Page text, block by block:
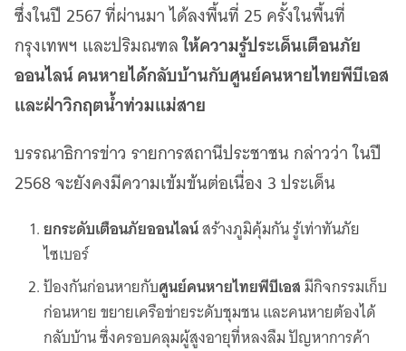
ซึ่งในปี 2567 ที่ผ่านมา ได้ลงพื้นที่ 25 ครั้งในพื้นที่
กรุงเทพฯ และปริมณฑลให้ความรู้ประเด็นเตือนภัย
ออนไลน์ คนหายได้กลับบ้านกับศูนย์คนหายไทยพีบีเอส
และฝ่าวิกฤตน้ำท่วมแม่สาย
บรรณาธิการข่าว รายการสถานีประชาชน กล่าวว่า ในปี
2568 จะยังคงมีความเข้มข้นต่อเนื่อง 3 ประเด็น
ยกระดับเตือนภัยออนไลน์สร้างภูมิคุ้มกัน รู้เท่าทันภัย
ไซเบอร์
ป้องกันก่อนหายกับศูนย์คนหายไทยพีบีเอสมีกิจกรรมเก็บ
ก่อนหาย ขยายเครือข่ายระดับชุมชน และคนหายต้องได้
กลับบ้าน ซึ่งครอบคลุมผู้สูงอายุที่หลงลืม ปัญหาการค้า